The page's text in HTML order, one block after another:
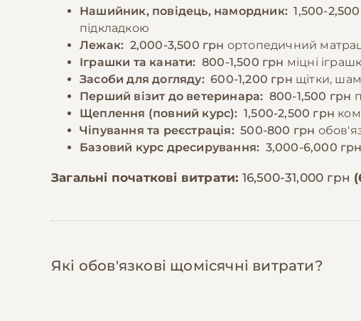
Нашийник, повідець, намордник: 1,500-
підкладкою
Лежак: 2,000-3,500 грн ортопедичний
Іграшки та канати: 800-1,500 грн міцні
Засоби для догляду: 600-1,200 грн щітки,
Перший візит до ветеринара: 800-1,500 грн
Щеплення (повний курс): 1,500-2,500 грн
Чіпування та реєстрація: 500-800 грн
Базовий курс дресирування: 3,000-6,000 грн
Загальні початкові витрати: 16,500-31,000 грн
Які обов'язкові щомісячні витрати?